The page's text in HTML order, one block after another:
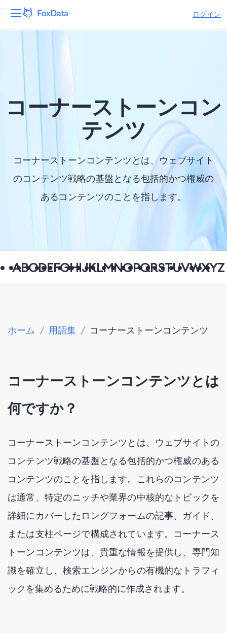
ログイン
ソリューション
リソース
会社
コーナーストーンコン
テンツ
コーナーストーンコンテンツとは、ウェブサイト
のコンテンツ戦略の基盤となる包括的かつ権威の
あるコンテンツのことを指します。
ABCDEFGHIJKLMNOPQRSTUVWXYZ
ホーム / 用語集 / コーナーストーンコンテンツ
コーナーストーンコンテンツとは
何ですか？
コーナーストーンコンテンツとは、ウェブサイトの
コンテンツ戦略の基盤となる包括的かつ権威のある
コンテンツのことを指します。これらのコンテンツ
は通常、特定のニッチや業界の中核的なトピックを
詳細にカバーしたロングフォームの記事、ガイド、
または支柱ページで構成されています。コーナース
トーンコンテンツは、貴重な情報を提供し、専門知
識を確立し、検索エンジンからの有機的なトラフィ
ックを集めるために戦略的に作成されます。